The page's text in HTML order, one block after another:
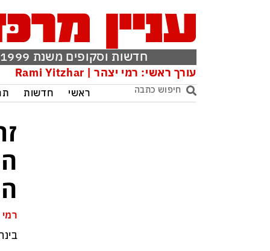
חדשות וסקופים משנת 1999
עורך ראשי: רמי יצהר | Rami Yitzhar
ראשי חדשות